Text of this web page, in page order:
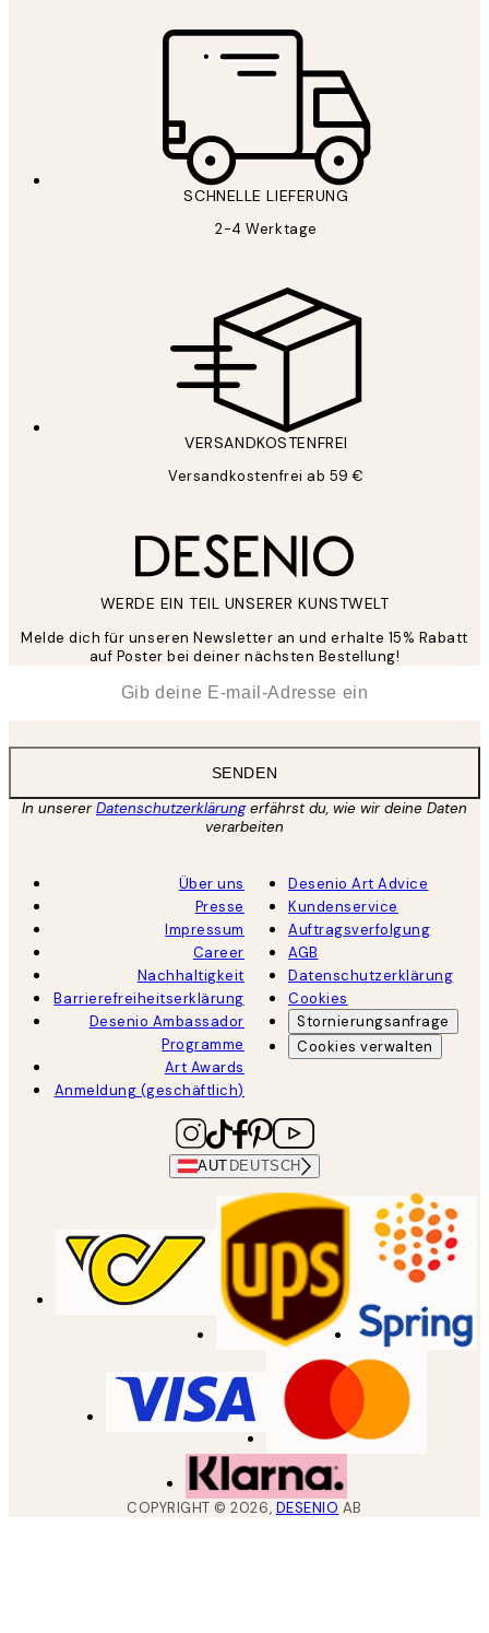
SCHNELLE LIEFERUNG
2-4 Werktage
VERSANDKOSTENFREI
Versandkostenfrei ab 59 €
WERDE EIN TEIL UNSERER KUNSTWELT
Melde dich für unseren Newsletter an und erhalte 15% Rabatt
auf Poster bei deiner nächsten Bestellung!
SENDEN
In unsererDatenschutzerklärungerfährst du, wie wir deine Daten
verarbeiten
Über uns
Presse
Impressum
Career
Nachhaltigkeit
Barrierefreiheitserklärung
Desenio Ambassador
Programme
Art Awards
Anmeldung (geschäftlich)
Desenio Art Advice
Kundenservice
Auftragsverfolgung
AGB
Datenschutzerklärung
Cookies
Stornierungsanfrage
Cookies verwalten
AUT DEUTSCH
COPYRIGHT ©2026, DESENIO AB